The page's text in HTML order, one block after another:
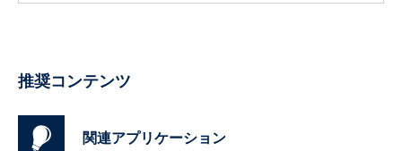
推奨コンテンツ
関連アプリケーション